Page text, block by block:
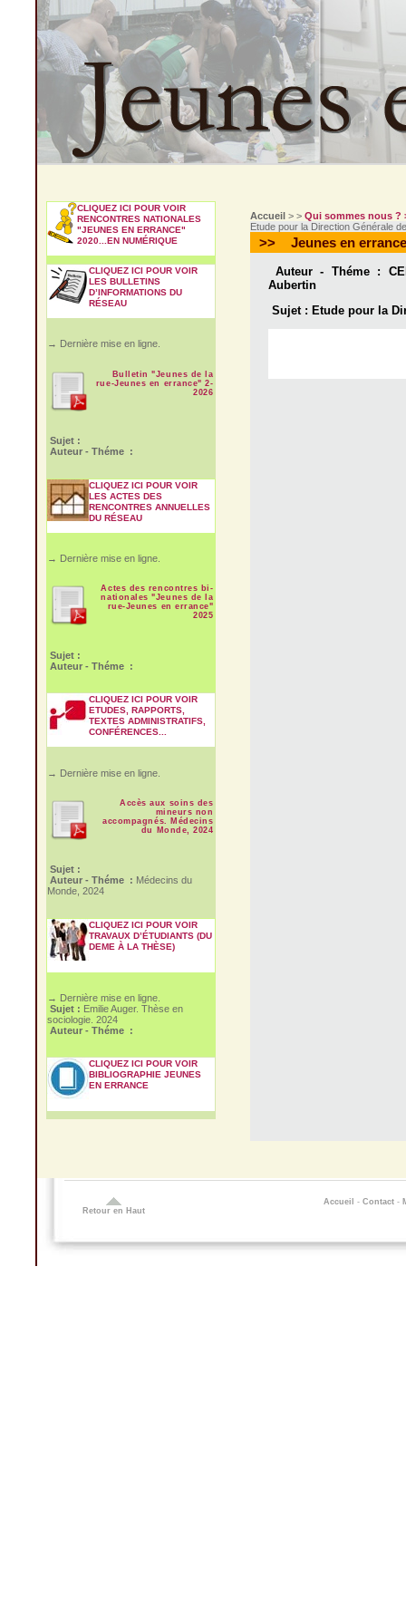
CLIQUEZ ICI POUR VOIR
RENCONTRES NATIONALES
"JEUNES EN ERRANCE"
2020...EN NUMÉRIQUE
CLIQUEZ ICI POUR VOIR
LES BULLETINS
D’INFORMATIONS DU
RÉSEAU
→ Dernière mise en ligne.
Bulletin "Jeunes de la
rue-Jeunes en errance" 2-
2026
Sujet :
Auteur - Théme :
CLIQUEZ ICI POUR VOIR
LES ACTES DES
RENCONTRES ANNUELLES
DU RÉSEAU
→ Dernière mise en ligne.
Actes des rencontres bi-
nationales "Jeunes de la
rue-Jeunes en errance"
2025
Sujet :
Auteur - Théme :
CLIQUEZ ICI POUR VOIR
ETUDES, RAPPORTS,
TEXTES ADMINISTRATIFS,
CONFÉRENCES...
→ Dernière mise en ligne.
Accès aux soins des
mineurs non
accompagnés. Médecins
du Monde, 2024
Sujet :
Auteur - Théme : Médecins du
Monde, 2024
CLIQUEZ ICI POUR VOIR
TRAVAUX D’ÉTUDIANTS (DU
DEME À LA THÈSE)
→ Dernière mise en ligne.
Sujet : Emilie Auger. Thèse en
sociologie. 2024
Auteur - Théme :
CLIQUEZ ICI POUR VOIR
BIBLIOGRAPHIE JEUNES
EN ERRANCE
Accueil> > Qui sommes nous ?
Etude pour la Direction Générale
>> Jeunes en
Auteur - Théme :
Aubertin
Sujet : Etude pour la
Retour en Haut
Accueil - Contact -